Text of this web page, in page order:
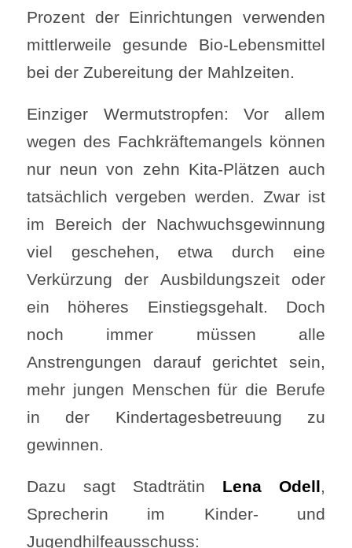
Prozent der Einrichtungen verwenden
mittlerweile gesunde Bio-Lebensmittel
bei der Zubereitung der Mahlzeiten.
Einziger Wermutstropfen: Vor allem
wegen des Fachkräftemangels können
nur neun von zehn Kita-Plätzen auch
tatsächlich vergeben werden. Zwar ist
im Bereich der Nachwuchsgewinnung
viel geschehen, etwa durch eine
Verkürzung der Ausbildungszeit oder
ein höheres Einstiegsgehalt. Doch
noch immer müssen alle
Anstrengungen darauf gerichtet sein,
mehr jungen Menschen für die Berufe
in der Kindertagesbetreuung zu
gewinnen.
Dazu sagt Stadträtin Lena Odell
Sprecherin im Kinder- und
Jugendhilfeausschuss: